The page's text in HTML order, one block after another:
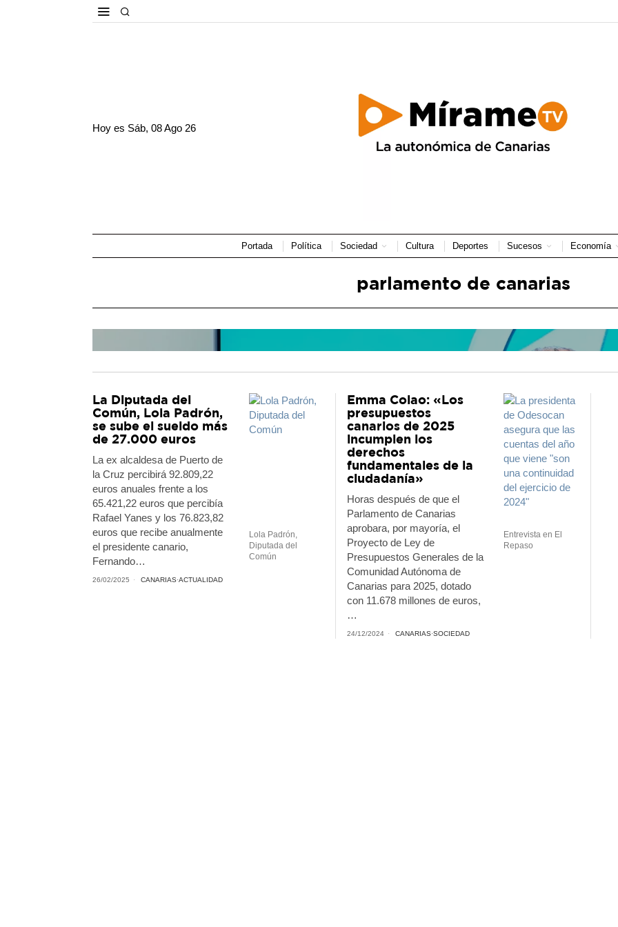
Hoy es Sáb, 08 Ago 26
Portada Política Sociedad Cultura Deportes Sucesos Economía
parlamento de canarias
Francisco Linares: “La política buena está para
dramas humanos”
Lola Padrón,
Diputada del
Común
La Diputada del
Común, Lola Padrón,
se sube el sueldo más
de 27.000 euros
La ex alcaldesa de Puerto de
la Cruz percibirá 92.809,22
euros anuales frente a los
65.421,22 euros que percibía
Rafael Yanes y los 76.823,82
euros que recibe anualmente
el presidente canario,
Fernando…
26/02/2025 CANARIAS·ACTUALIDAD
Entrevista en El
Repaso
Emma Colao: «Los
presupuestos
canarios de 2025
incumplen los
derechos
fundamentales de la
ciudadanía»
Horas después de que el
Parlamento de Canarias
aprobara, por mayoría, el
Proyecto de Ley de
Presupuestos Generales de la
Comunidad Autónoma de
Canarias para 2025, dotado
con 11.678 millones de euros,
…
24/12/2024 CANARIAS·SOCIEDAD